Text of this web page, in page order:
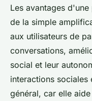
Les avantages
de la simple
aux utilisateurs de
conversations,
social et leur
interactions sociales
général, car elle